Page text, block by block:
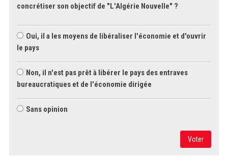
concrétiser son objectif de "L'Algérie Nouvelle" ?
Oui, il a les moyens de libéraliser l'économie et d'ouvrir
le pays
Non, il n'est pas prêt à libérer le pays des entraves
bureaucratiques et de l'économie dirigée
Sans opinion
Voter